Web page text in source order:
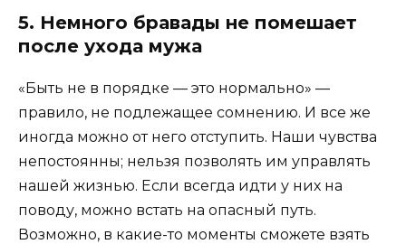
5. Немного бравады не помешает
после ухода мужа
«Быть не в порядке — это нормально» —
правило, не подлежащее сомнению. И все же
иногда можно от него отступить. Наши чувства
непостоянны; нельзя позволять им управлять
нашей жизнью. Если всегда идти у них на
поводу, можно встать на опасный путь.
Возможно, в какие-то моменты сможете взять